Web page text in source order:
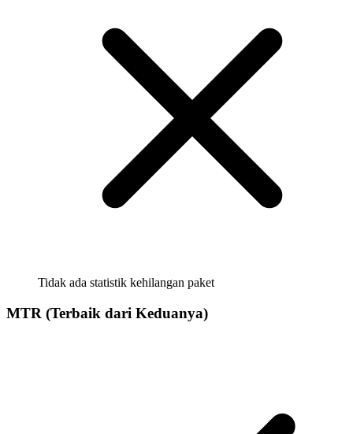
Tidak ada statistik kehilangan paket
MTR (Terbaik dari Keduanya)